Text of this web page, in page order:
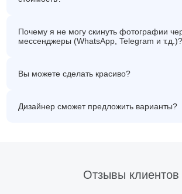
Почему я не могу скинуть фотографии
мессенджеры (WhatsApp, Telegram и т.д.)?
Вы можете сделать красиво?
Дизайнер сможет предложить варианты?
Отзывы клиентов